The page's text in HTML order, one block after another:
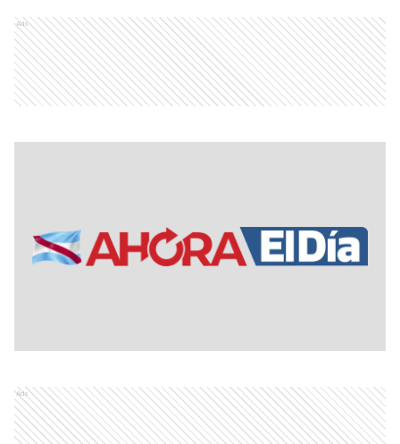
Ads
Ads